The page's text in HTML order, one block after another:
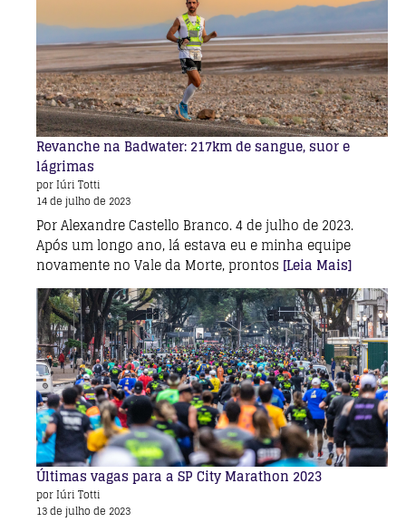
Revanche na Badwater: 217km de sangue, suor e
lágrimas
por Iúri Totti
14 de julho de 2023
Por Alexandre Castello Branco. 4 de julho de 2023.
Após um longo ano, lá estava eu e minha equipe
novamente no Vale da Morte, prontos [Leia Mais]
Últimas vagas para a SP City Marathon 2023
por Iúri Totti
13 de julho de 2023